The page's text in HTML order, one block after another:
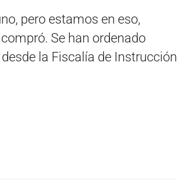
pero estamos en eso,
Se han ordenado
la Fiscalía de Instrucción